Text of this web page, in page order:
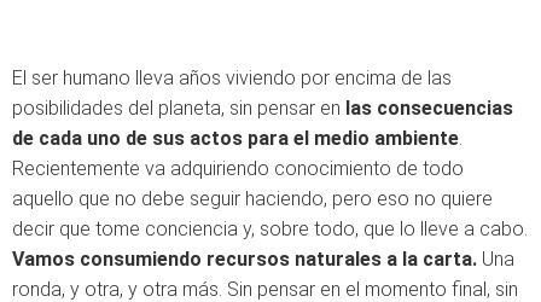
El ser humano lleva años viviendo por encima de las
posibilidades del planeta, sin pensar en las consecuencias
de cada uno de sus actos para el medio ambiente.
Recientemente va adquiriendo conocimiento de todo
aquello que no debe seguir haciendo, pero eso no quiere
decir que tome conciencia y, sobre todo, que lo lleve a cabo.
Vamos consumiendo recursos naturales a la carta. Una
ronda, y otra, y otra más. Sin pensar en el momento final, sin